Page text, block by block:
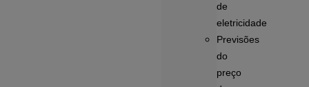
de
eletricidade
Previsões
do
preço